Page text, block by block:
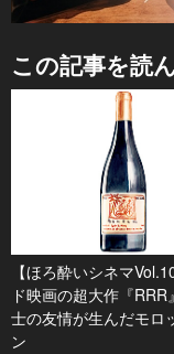
この記事を読
【ほろ酔いシネマ
ド映画の超大作『RRR
士の友情が生んだモロ
ン